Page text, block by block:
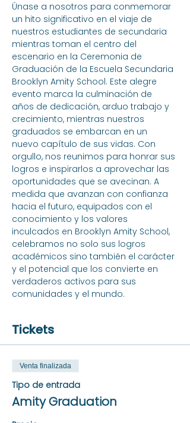
Únase a nosotros para conmemorar
un hito significativo en el viaje de
nuestros estudiantes de secundaria
mientras toman el centro del
escenario en la Ceremonia de
Graduación de la Escuela Secundaria
Brooklyn Amity School. Este alegre
evento marca la culminación de
años de dedicación, arduo trabajo y
crecimiento, mientras nuestros
graduados se embarcan en un
nuevo capítulo de sus vidas. Con
orgullo, nos reunimos para honrar sus
logros e inspirarlos a aprovechar las
oportunidades que se avecinan. A
medida que avanzan con confianza
hacia el futuro, equipados con el
conocimiento y los valores
inculcados en Brooklyn Amity School,
celebramos no solo sus logros
académicos sino también el carácter
y el potencial que los convierte en
verdaderos activos para sus
comunidades y el mundo.
Tickets
Venta finalizada
Tipo de entrada
Amity Graduation